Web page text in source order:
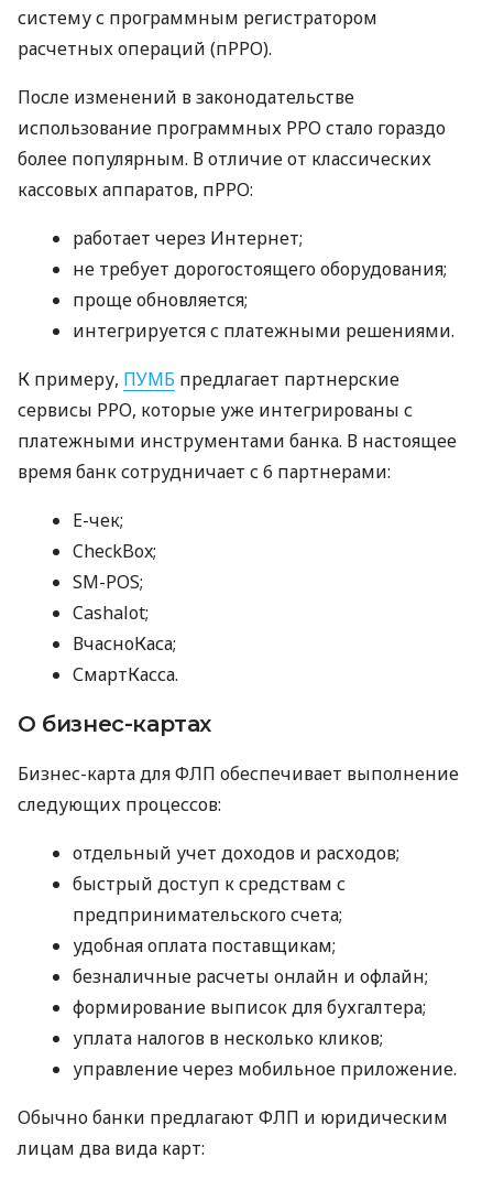
систему с программным регистратором
расчетных операций (пРРО).
После изменений в законодательстве
использование программных РРО стало гораздо
более популярным. В отличие от классических
кассовых аппаратов, пРРО:
работает через Интернет;
не требует дорогостоящего оборудования;
проще обновляется;
интегрируется с платежными решениями.
К примеру, ПУМБ предлагает партнерские
сервисы РРО, которые уже интегрированы с
платежными инструментами банка. В настоящее
время банк сотрудничает с 6 партнерами:
E-чек;
CheckBox;
SM-POS;
Cashalot;
ВчасноКаса;
СмартКасса.
О бизнес-картах
Бизнес-карта для ФЛП обеспечивает выполнение
следующих процессов:
отдельный учет доходов и расходов;
быстрый доступ к средствам с
предпринимательского счета;
удобная оплата поставщикам;
безналичные расчеты онлайн и офлайн;
формирование выписок для бухгалтера;
уплата налогов в несколько кликов;
управление через мобильное приложение.
Обычно банки предлагают ФЛП и юридическим
лицам два вида карт: